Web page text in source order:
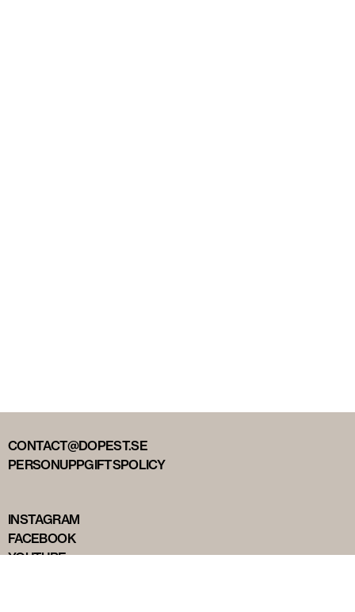
CONTACT@DOPEST.SE
PERSONUPPGIFTSPOLICY
INSTAGRAM
FACEBOOK
YOUTUBE